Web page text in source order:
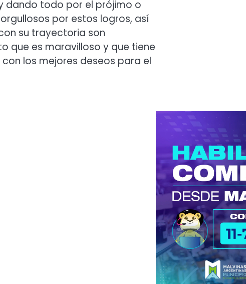
dando todo por el prójimo o
por estos logros, así
su trayectoria son
que es maravilloso y que tiene
los mejores deseos para el